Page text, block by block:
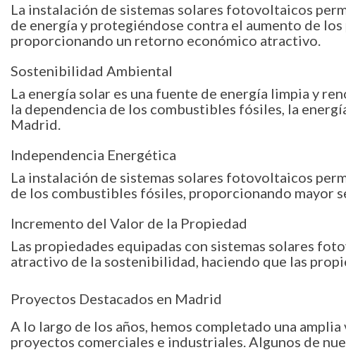
La instalación de sistemas solares fotovoltaicos
de energía y protegiéndose contra el aumento de
proporcionando un retorno económico atractivo.
Sostenibilidad Ambiental
La energía solar es una fuente de energía limpia y
la dependencia de los combustibles fósiles, la
Madrid.
Independencia Energética
La instalación de sistemas solares fotovoltaicos
de los combustibles fósiles, proporcionando mayor
Incremento del Valor de la Propiedad
Las propiedades equipadas con sistemas solares
atractivo de la sostenibilidad, haciendo que las
Proyectos Destacados en Madrid
A lo largo de los años, hemos completado una
proyectos comerciales e industriales. Algunos de